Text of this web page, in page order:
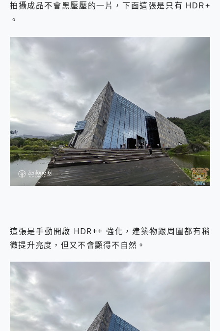
拍攝成品不會黑壓壓的一片，下面這張是只有 HDR+
。
這張是手動開啟 HDR++ 強化，建築物跟周圍都有稍
微提升亮度，但又不會顯得不自然。